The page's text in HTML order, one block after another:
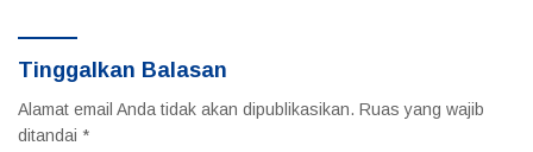
Tinggalkan Balasan
Alamat email Anda tidak akan dipublikasikan. Ruas yang wajib
ditandai *